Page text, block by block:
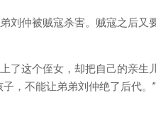
刘仲被贼寇杀害。贼寇之后又
了这个侄女，却把自己的亲生
，不能让弟弟刘仲绝了后代。